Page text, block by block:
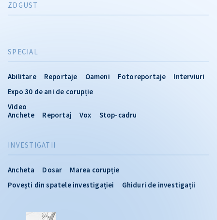
INVESTIGATII
Ancheta Dosar
Marea corupție
Povești din spatele investigației
Ghiduri de investigații
SPECIAL
Abilitare Reportaje Oameni Fotoreportaje
Interviuri
Expo 30 de ani de corupție
Video
Anchete
Reportaj Vox Stop-cadru
ZDGUST